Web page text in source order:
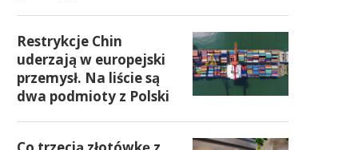
Restrykcje Chin
uderzają w europejski
przemysł. Na liście są
dwa podmioty z Polski